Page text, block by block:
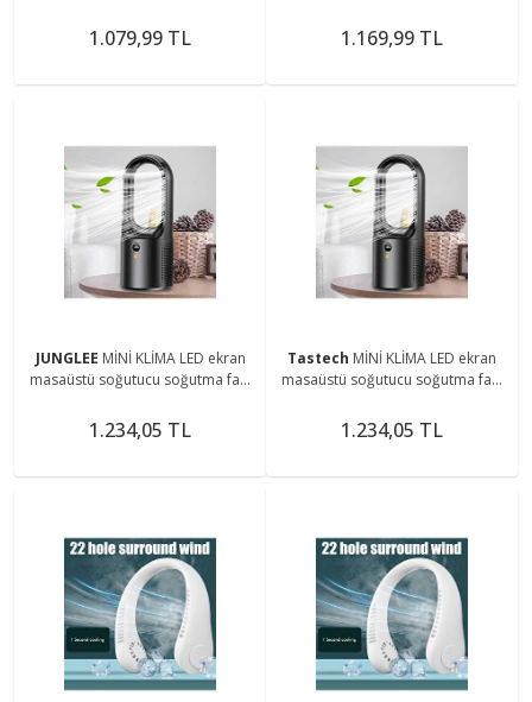
1.079,99 TL 1.169,99 TL
JUNGLEE MİNİ KLİMA LED ekran
masaüstü soğutucu soğutma fanı
ŞARJLI FAN
1.234,05 TL
Tastech MİNİ KLİMA LED ekran
masaüstü soğutucu soğutma fanı
ŞARJLI FAN
1.234,05 TL